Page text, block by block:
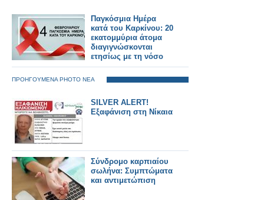
Παγκόσμια Ημέρα
κατά του Καρκίνου: 20
εκατομμύρια άτομα
διαγιγνώσκονται
ετησίως με τη νόσο
ΠΡΟΗΓΟΥΜΕΝΑ PHOTO ΝΕΑ
SILVER ALERT!
Εξαφάνιση στη Νίκαια
Σύνδρομο καρπιαίου
σωλήνα: Συμπτώματα
και αντιμετώπιση